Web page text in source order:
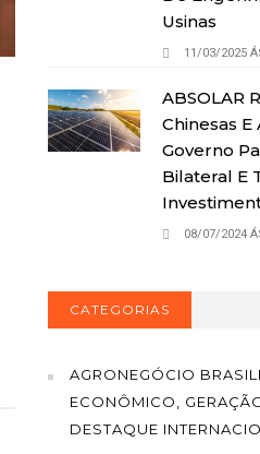
Usinas
11/03/2025
ABSOLAR
Chinesas
Governo
Bilateral E
08/07/2024
CATEGORIAS
AGRONEGÓCIO
ECONÔMICO,
DESTAQUE